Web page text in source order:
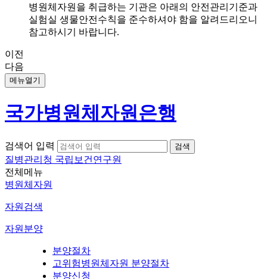
병원체자원을 취급하는 기관은 아래의 안전관리기준과
실험실 생물안전수칙을 준수하셔야 함을 알려드리오니
참고하시기 바랍니다.
이전
다음
메뉴열기
국가병원체자원은행
검색어 입력
질병관리청 국립보건연구원
전체메뉴
병원체자원
자원검색
자원분양
분양절차
고위험병원체자원 분양절차
분양신청